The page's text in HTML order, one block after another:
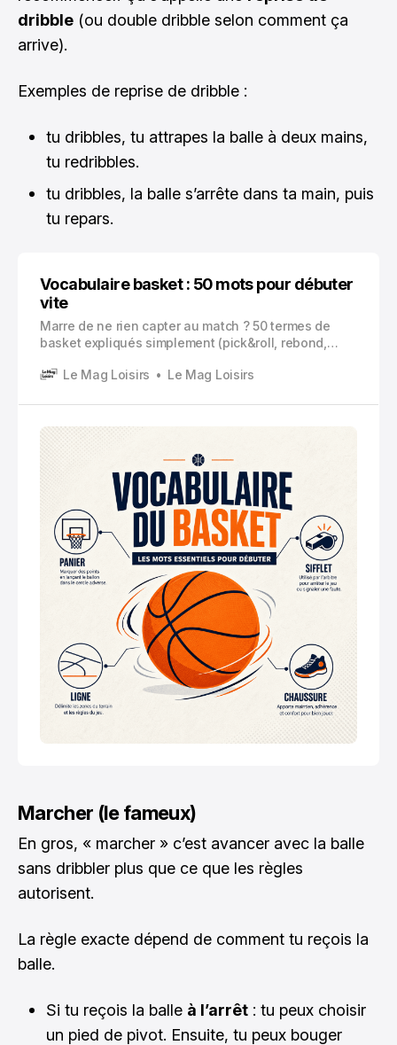
dribble (ou double dribble selon comment ça
arrive).
Exemples de reprise de dribble :
tu dribbles, tu attrapes la balle à deux mains,
tu redribbles.
tu dribbles, la balle s’arrête dans ta main, puis
tu repars.
Vocabulaire basket : 50 mots pour débuter
vite
Marre de ne rien capter au match ? 50 termes de
basket expliqués simplement (pick&roll, rebond,
Le Mag Loisirs
Le Mag Loisirs
Marcher (le fameux)
En gros, « marcher » c’est avancer avec la balle
sans dribbler plus que ce que les règles
autorisent.
La règle exacte dépend de comment tu reçois la
balle.
Si tu reçois la balle à l’arrêt : tu peux choisir
un pied de pivot. Ensuite, tu peux bouger